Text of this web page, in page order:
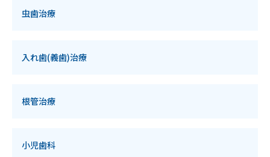
虫歯治療
入れ歯(義歯)治療
根管治療
小児歯科